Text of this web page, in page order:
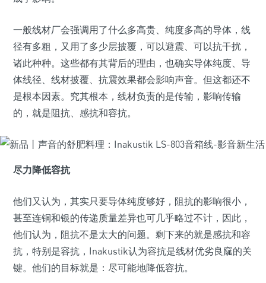
一般线材厂会强调用了什么多高贵、纯度多高的导体，线
径有多粗，又用了多少层披覆，可以避震、可以抗干扰，
诸此种种。这些都有其背后的理由，也确实导体纯度、导
体线径、线材披覆、抗震效果都会影响声音。但这都还不
是根本因素。究其根本，线材负责的是传输，影响传输
的，就是阻抗、感抗和容抗。
尽力降低容抗
他们又认为，其实只要导体纯度够好，阻抗的影响很小，
甚至连铜和银的传递质量差异也可几乎略过不计，因此，
他们认为，阻抗不是太大的问题。剩下来的就是感抗和容
抗，特别是容抗，Inakustik认为容抗是线材优劣良窳的关
键。他们的目标就是：尽可能地降低容抗。